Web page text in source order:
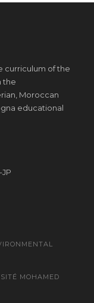
curriculum of the
the
Moroccan
educational
JP
MOHAMED